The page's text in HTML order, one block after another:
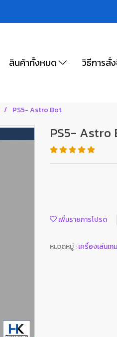
สินค้าทั้งหมด วิธีการสั่
PS5- Astro Bot
PS5- Astro
เพิ่มรายการโปรด
หมวดหมู่ :เครื่องเล่นเก